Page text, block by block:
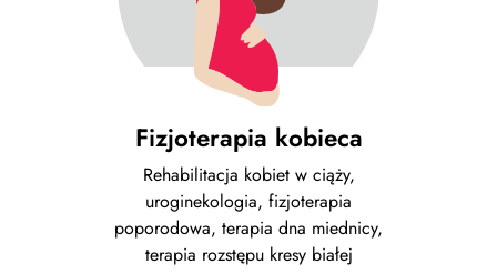
Fizjoterapia kobieca
Rehabilitacja kobiet w ciąży,
uroginekologia, fizjoterapia
poporodowa, terapia dna miednicy,
terapia rozstępu kresy białej